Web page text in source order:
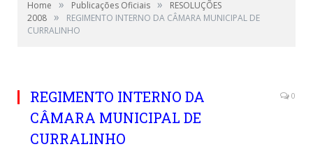
Home » Publicações Oficiais »
RESOLUÇÕES
2008 »
REGIMENTO INTERNO DA CÂMARA MUNICIPAL DE
CURRALINHO
REGIMENTO INTERNO DA
CÂMARA MUNICIPAL DE
CURRALINHO
0